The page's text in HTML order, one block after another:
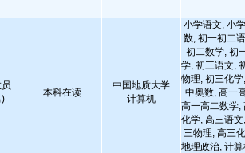
本科在读
中国地质大学
计算机
小学语文, 小
数, 初一初二
初二数学, 初
学, 初三语文,
物理, 初三化
中奥数, 高一
高一高二数学,
化学, 高三语
三物理, 高三
地理政治, 计